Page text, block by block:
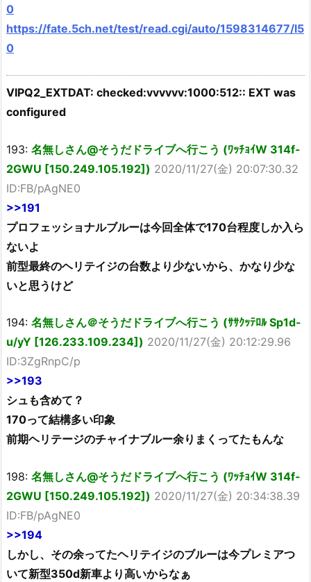
0
https://fate.5ch.net/test/read.cgi/auto/1598314677/l5
0
VIPQ2_EXTDAT: checked:vvvvvv:1000:512:: EXT was
configured
193: 名無しさん@そうだドライブへ行こう (ﾜｯﾁｮｲW 314f-
2GWU [150.249.105.192]) 2020/11/27(金) 20:07:30.32
ID:FB/pAgNE0
>>191
プロフェッショナルブルーは今回全体で170台程度しか入ら
ないよ
前型最終のヘリテイジの台数より少ないから、かなり少な
いと思うけど
194: 名無しさん＠そうだドライブへ行こう (ｻｻｸｯﾃﾛﾙ Sp1d-
u/yY [126.233.109.234]) 2020/11/27(金) 20:12:29.96
ID:3ZgRnpC/p
>>193
シュも含めて？
170って結構多い印象
前期ヘリテージのチャイナブルー余りまくってたもんな
198: 名無しさん@そうだドライブへ行こう (ﾜｯﾁｮｲW 314f-
2GWU [150.249.105.192]) 2020/11/27(金) 20:34:38.39
ID:FB/pAgNE0
>>194
しかし、その余ってたヘリテイジのブルーは今プレミアつ
いて新型350d新車より高いからなぁ